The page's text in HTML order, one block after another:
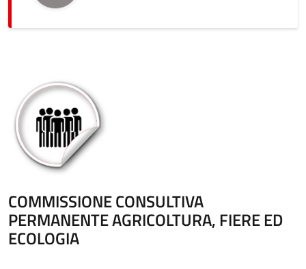
COMMISSIONE CONSULTIVA
PERMANENTE AGRICOLTURA, FIERE ED
ECOLOGIA